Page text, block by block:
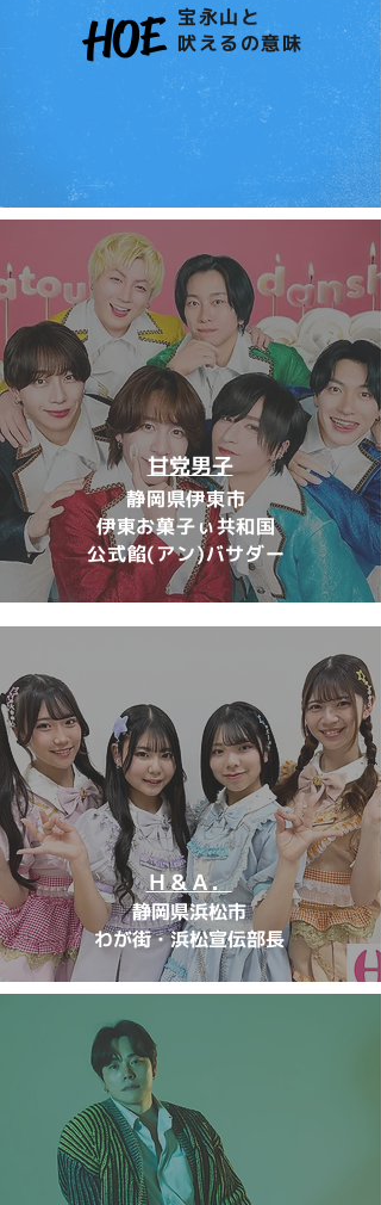
HOE 宝永山と
​吠えるの意味
甘党男子
静岡県伊東市
伊東お菓子ぃ共和国
公式餡(アン)バサダー
Ｈ＆Ａ．
静岡県浜松市
わが街・浜松宣伝部長